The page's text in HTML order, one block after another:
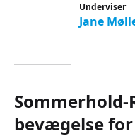
Underviser
Jane
bevægelse